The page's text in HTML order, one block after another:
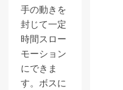
手の動きを
封じて一定
時間スロー
モーション
にできま
す。ボスに